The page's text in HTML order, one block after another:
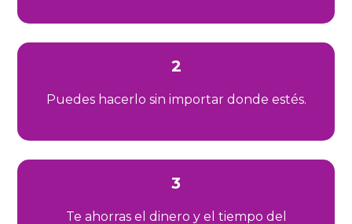
2
Puedes hacerlo sin importar donde estés.
3
Te ahorras el dinero y el tiempo del